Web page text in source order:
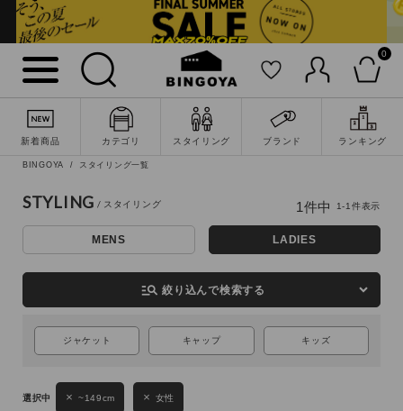
0
新着商品 カテゴリ スタイリング ブランド ランキング
詳細検索
キーワード
性別
BINGOYA スタイリング一覧
STYLING
MENS LADIES
manage_search 絞り込んで検索する
ジャケット キャップ キッズ
~149cm 女性
1件中 1-1件表示